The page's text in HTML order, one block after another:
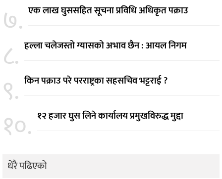
७. एक लाख घुससहित सूचना प्रविधि अधिकृत पक्राउ
८. हल्ला चलेजस्तो ग्यासको अभाव छैन : आयल निगम
९. किन पक्राउ परे परराष्ट्रका सहसचिव भट्टराई ?
१०. १२ हजार घुस लिने कार्यालय प्रमुखविरुद्ध मुद्दा
धेरै पढिएको